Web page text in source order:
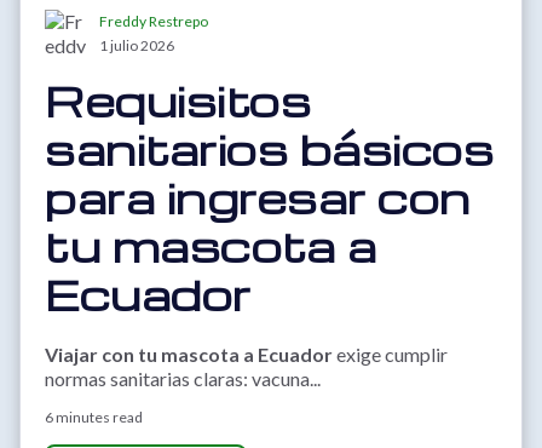
Freddy Restrepo
1 julio 2026
Requisitos
sanitarios básicos
para ingresar con
tu mascota a
Ecuador
Viajar con tu mascota a Ecuadorexige cumplir
normas sanitarias claras: vacuna...
6 minutes read